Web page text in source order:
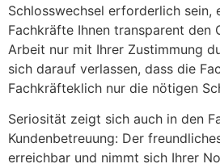
Schlosswechsel erforderlich sein,
Fachkräfte Ihnen transparent den
Arbeit nur mit Ihrer Zustimmung
sich darauf verlassen, dass die
Fachkräfteklich nur die nötigen
Seriosität zeigt sich auch in den
Kundenbetreuung: Der
erreichbar und nimmt sich Ihrer